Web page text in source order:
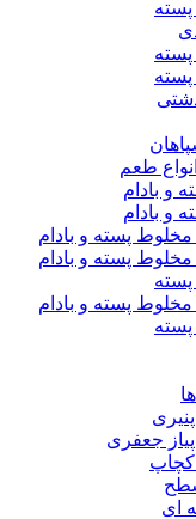
طعم
جعفری
کچاپ
ای